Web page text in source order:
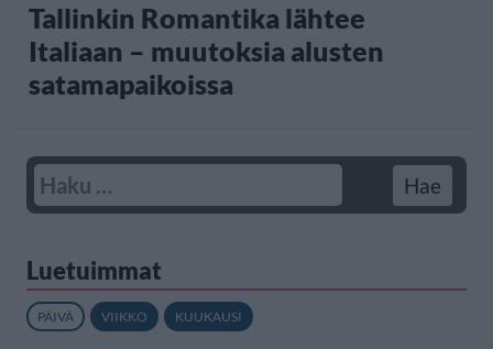
Tallinkin Romantika lähtee
Italiaan – muutoksia alusten
satamapaikoissa
Luetuimmat
PÄIVÄ VIIKKO KUUKAUSI